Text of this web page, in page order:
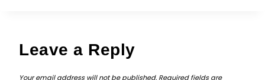
Leave a Reply
Your email address will not be published. Required fields are